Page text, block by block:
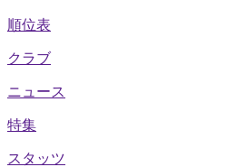
順位表
クラブ
ニュース
特集
スタッツ